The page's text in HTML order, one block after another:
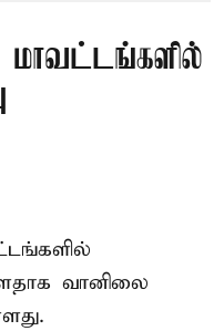
மாவட்டங்களில்
வானிலை